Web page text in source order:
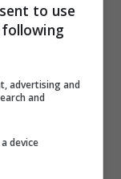
Schiano, ha
to use
advertising and
and
device